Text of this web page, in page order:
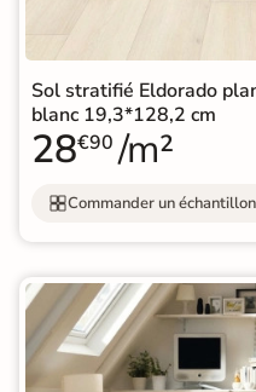
Sol stratifié Eldorado
blanc 19,3*128,2 cm
28€90 /m²
Commander un échantillon